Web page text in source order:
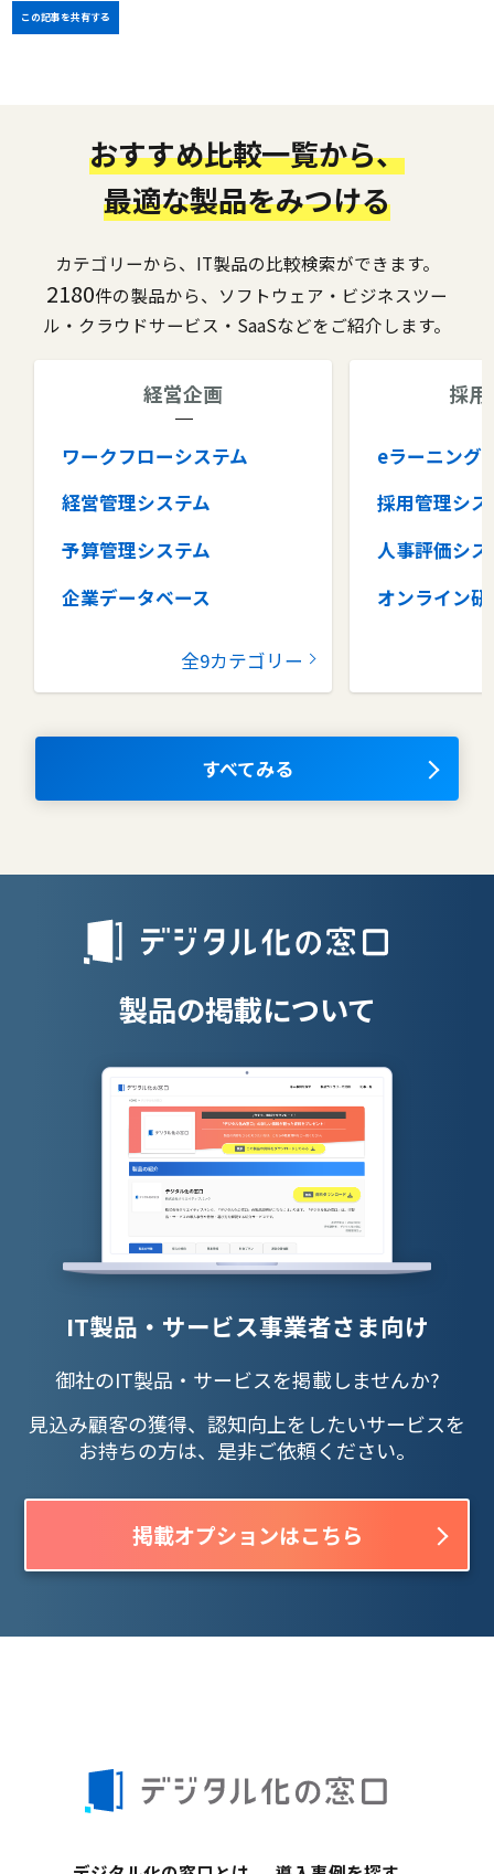
この記事を共有する
おすすめ比較一覧から、
最適な製品をみつける
カテゴリーから、IT製品の比較検索ができます。
2180件の製品から、ソフトウェア・ビジネスツー
ル・クラウドサービス・SaaSなどをご紹介します。
経営企画
ワークフローシステム
経営管理システム
予算管理システム
企業データベース
コラボレーションツール
ナレッジマネジメントツール
全9カテゴリー
採
eラーニング
採用管理シス
人事評価シス
オンライン研
タレントマ
OKRツール
授業支援シス
すべてみる
製品の掲載について
IT製品・サービス事業者さま向け
御社のIT製品・サービスを掲載しませんか?
見込み顧客の獲得、認知向上をしたいサービスを
お持ちの方は、是非ご依頼ください。
掲載オプションはこちら